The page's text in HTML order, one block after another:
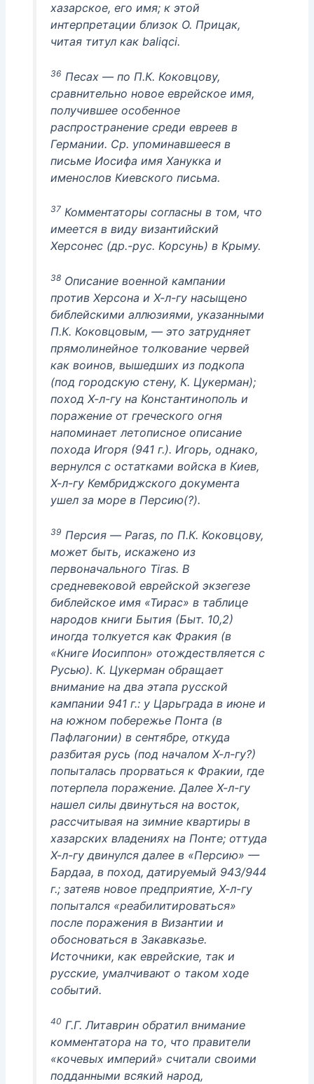
хазарское, его имя; к этой
интерпретации близок О. Прицак,
читая титул как baliqci.
36 Песах — по П.К. Коковцову,
сравнительно новое еврейское имя,
получившее особенное
распространение среди евреев в
Германии. Ср. упоминавшееся в
письме Иосифа имя Ханукка и
именослов Киевского письма.
37Комментаторы согласны в том, что
имеется в виду византийский
Херсонес (др.-рус. Корсунь) в Крыму.
38Описание военной кампании
против Херсона и Х-л-гу насыщено
библейскими аллюзиями, указанными
П.К. Коковцовым, — это затрудняет
прямолинейное толкование червей
как воинов, вышедших из подкопа
(под городскую стену, К. Цукерман);
поход Х-л-гу на Константинополь и
поражение от греческого огня
напоминает летописное описание
похода Игоря (941 г.). Игорь, однако,
вернулся с остатками войска в Киев,
Х-л-гу Кембриджского документа
ушел за море в Персию(?).
39 Персия — Paras, по П.К. Коковцову,
может быть, искажено из
первоначального Tiras. В
средневековой еврейской экзегезе
библейское имя «Тирас» в таблице
народов книги Бытия (Быт. 10,2)
иногда толкуется как Фракия (в
«Книге Иосиппон» отождествляется с
Русью). К. Цукерман обращает
внимание на два этапа русской
кампании 941 г.: у Царьграда в июне и
на южном побережье Понта (в
Пафлагонии) в сентябре, откуда
разбитая русь (под началом Х-л-гу?)
попыталась прорваться к Фракии, где
потерпела поражение. Далее Х-л-гу
нашел силы двинуться на восток,
рассчитывая на зимние квартиры в
хазарских владениях на Понте; оттуда
Х-л-гу двинулся далее в «Персию» —
Бардаа, в поход, датируемый 943/944
г.; затеяв новое предприятие, Х-л-гу
попытался «реабилитироваться»
после поражения в Византии и
обосноваться в Закавказье.
Источники, как еврейские, так и
русские, умалчивают о таком ходе
событий.
40 Г.Г. Литаврин обратил внимание
комментатора на то, что правители
«кочевых империй» считали своими
подданными всякий народ,